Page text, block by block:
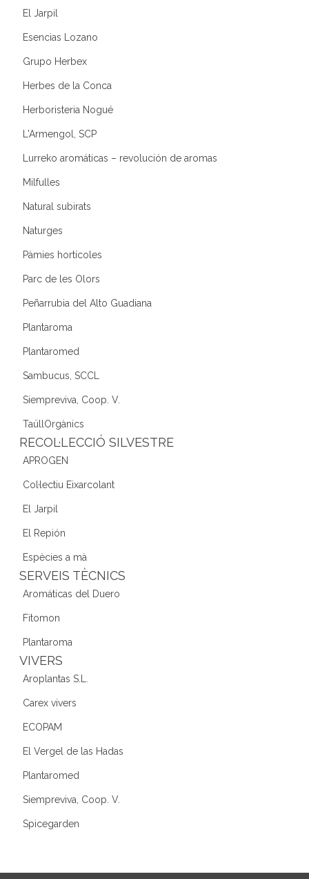
El Jarpil
Esencias Lozano
Grupo Herbex
Herbes de la Conca
Herboristeria Nogué
L'Armengol, SCP
Lurreko aromáticas – revolución de aromas
Milfulles
Natural subirats
Naturges
Pàmies hortícoles
Parc de les Olors
Peñarrubia del Alto Guadiana
Plantaroma
Plantaromed
Sambucus, SCCL
Siempreviva, Coop. V.
TaüllOrgànics
RECOL·LECCIÓ SILVESTRE
APROGEN
Col·lectiu Eixarcolant
El Jarpil
El Repión
Espècies a mà
SERVEIS TÈCNICS
Aromáticas del Duero
Fitomon
Plantaroma
VIVERS
Aroplantas S.L.
Carex vivers
ECOPAM
El Vergel de las Hadas
Plantaromed
Siempreviva, Coop. V.
Spicegarden